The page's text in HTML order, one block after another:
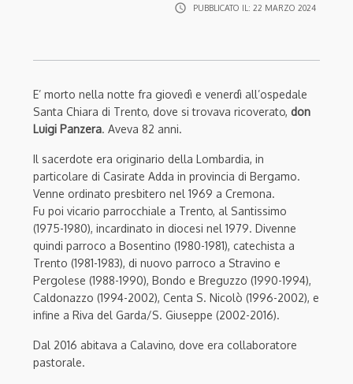
access_time PUBBLICATO IL: 22 MARZO 2024
E’ morto nella notte fra giovedì e venerdì all’ospedale
Santa Chiara di Trento, dove si trovava ricoverato, don
Luigi Panzera. Aveva 82 anni.
Il sacerdote era originario della Lombardia, in
particolare di Casirate Adda in provincia di Bergamo.
Venne ordinato presbitero nel 1969 a Cremona.
Fu poi vicario parrocchiale a Trento, al Santissimo
(1975-1980), incardinato in diocesi nel 1979. Divenne
quindi parroco a Bosentino (1980-1981), catechista a
Trento (1981-1983), di nuovo parroco a Stravino e
Pergolese (1988-1990), Bondo e Breguzzo (1990-1994),
Caldonazzo (1994-2002), Centa S. Nicolò (1996-2002), e
infine a Riva del Garda/S. Giuseppe (2002-2016).
Dal 2016 abitava a Calavino, dove era collaboratore
pastorale.